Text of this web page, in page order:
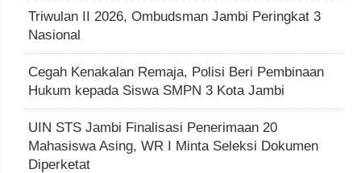
Triwulan II 2026, Ombudsman Jambi Peringkat 3
Nasional
Cegah Kenakalan Remaja, Polisi Beri Pembinaan
Hukum kepada Siswa SMPN 3 Kota Jambi
UIN STS Jambi Finalisasi Penerimaan 20
Mahasiswa Asing, WR I Minta Seleksi Dokumen
Diperketat